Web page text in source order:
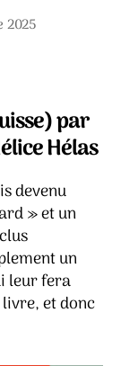
2025
par
Hélas
devenu
» et un
un
leur fera
et donc